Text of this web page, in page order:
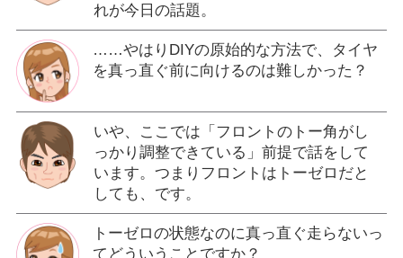
れが今日の話題。
……やはりDIYの原始的な方法で、タイヤ
を真っ直ぐ前に向けるのは難しかった？
いや、ここでは「フロントのトー角がし
っかり調整できている」前提で話をして
います。つまりフロントはトーゼロだと
しても、です。
トーゼロの状態なのに真っ直ぐ走らないっ
てどういうことですか？